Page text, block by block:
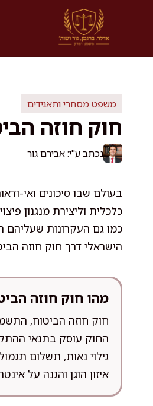
משפט מסחרי ותאגידים
חוק חוזה
נכתב ע"י: אבירם גור
בעולם שבו סיכונים ואי-
כלכלית וליצירת מנגנון
כמו גם העקרונות שעליהם
הישראלי דרך חוק חוזה
מהו חוק חוזה
החוק עוסק בתנאי
גילוי נאות, תשלום
איזון הוגן והגנה על